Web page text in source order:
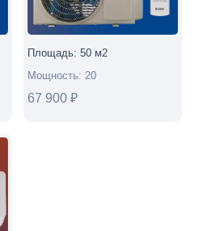
Площадь: 50 м2
Мощность: 20
67 900 ₽